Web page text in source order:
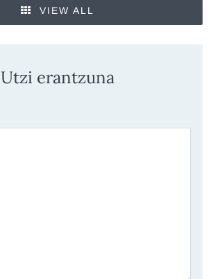
VIEW ALL
Utzi erantzuna